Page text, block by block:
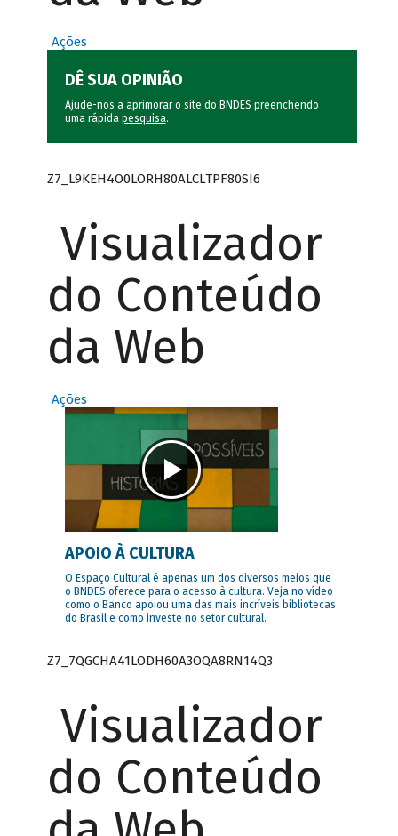
Ações
DÊ SUA OPINIÃO
Ajude-nos a aprimorar o site do BNDES preenchendo
uma rápida pesquisa.
Z7_L9KEH4O0LORH80ALCLTPF80SI6
Visualizador
do Conteúdo
da Web
Ações
APOIO À CULTURA
O Espaço Cultural é apenas um dos diversos meios que
o BNDES oferece para o acesso à cultura. Veja no vídeo
como o Banco apoiou uma das mais incríveis bibliotecas
do Brasil e como investe no setor cultural.
Z7_7QGCHA41LODH60A3OQA8RN14Q3
Visualizador
do Conteúdo